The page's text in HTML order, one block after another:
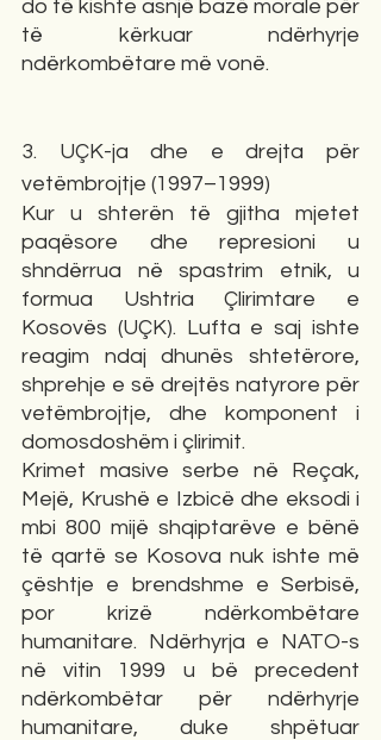
do të kishte asnjë bazë morale për
të kërkuar ndërhyrje
ndërkombëtare më vonë.
3. UÇK-ja dhe e drejta për
vetëmbrojtje (1997–1999)
Kur u shterën të gjitha mjetet
paqësore dhe represioni u
shndërrua në spastrim etnik, u
formua Ushtria Çlirimtare e
Kosovës (UÇK). Lufta e saj ishte
reagim ndaj dhunës shtetërore,
shprehje e së drejtës natyrore për
vetëmbrojtje, dhe komponent i
domosdoshëm i çlirimit.
Krimet masive serbe në Reçak,
Mejë, Krushë e Izbicë dhe eksodi i
mbi 800 mijë shqiptarëve e bënë
të qartë se Kosova nuk ishte më
çështje e brendshme e Serbisë,
por krizë ndërkombëtare
humanitare. Ndërhyrja e NATO-s
në vitin 1999 u bë precedent
ndërkombëtar për ndërhyrje
humanitare, duke shpëtuar